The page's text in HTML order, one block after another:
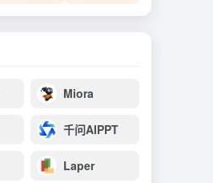
Miora
千问AIPPT
Laper